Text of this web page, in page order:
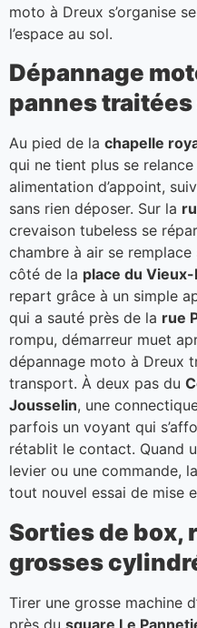
moto à Dreux s’organise
l’espace au sol.
Dépannage
pannes
Au pied de la chapelle
qui ne tient plus se
alimentation d’appoint,
sans rien déposer. Sur la
crevaison tubeless se
chambre à air se
côté de la place du Vieux-
repart grâce à un simple
qui a sauté près de la rue
rompu, démarreur muet
dépannage moto à Dreux
transport. À deux pas du
Jousselin, une
parfois un voyant qui
rétablit le contact. Quand
levier ou une commande,
tout nouvel essai de mise
Sorties de box,
grosses
Tirer une grosse machine
près du square Le